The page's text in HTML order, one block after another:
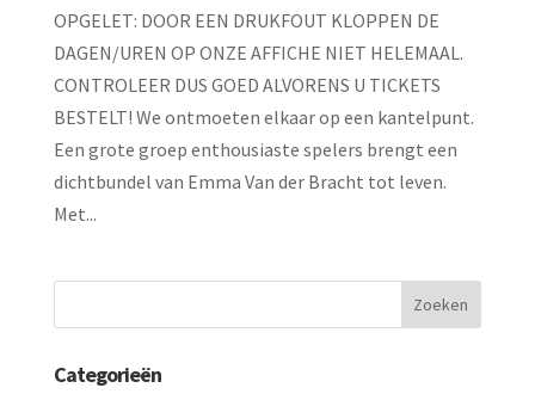
OPGELET: DOOR EEN DRUKFOUT KLOPPEN DE
DAGEN/UREN OP ONZE AFFICHE NIET HELEMAAL.
CONTROLEER DUS GOED ALVORENS U TICKETS
BESTELT! We ontmoeten elkaar op een kantelpunt.
Een grote groep enthousiaste spelers brengt een
dichtbundel van Emma Van der Bracht tot leven.
Met...
Categorieën